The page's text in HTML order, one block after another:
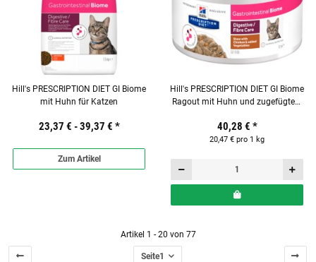
Hill's PRESCRIPTION DIET GI Biome
mit Huhn für Katzen
23,37 € -39,37 € *
Zum Artikel
Hill's PRESCRIPTION DIET GI Biome
Ragout mit Huhn und zugefügtem
40,28 € *
20,47 € pro 1 kg
Artikel 1 - 20 von 77
Seite1